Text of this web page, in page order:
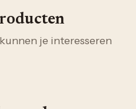
je interesseren